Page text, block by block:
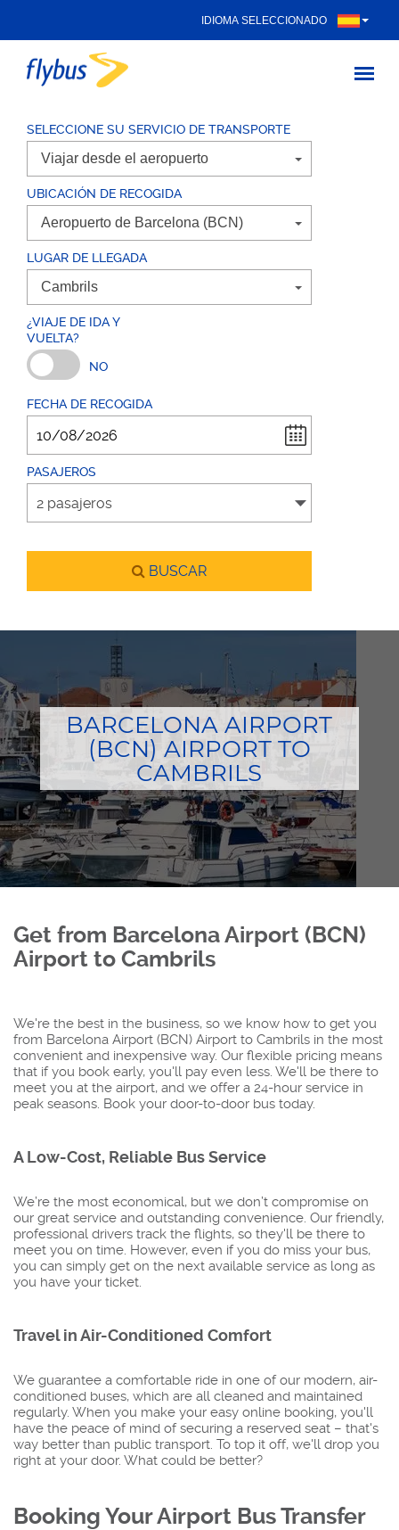
IDIOMA SELECCIONADO
SELECCIONE SU SERVICIO DE TRANSPORTE
UBICACIÓN DE RECOGIDA
LUGAR DE LLEGADA
¿VIAJE DE IDA Y
VUELTA?
NO
FECHA DE RECOGIDA
PASAJEROS
BUSCAR
BARCELONA AIRPORT
(BCN) AIRPORT TO
CAMBRILS
Get from Barcelona Airport (BCN)
Airport to Cambrils
We're the best in the business, so we know how to get you
from Barcelona Airport (BCN) Airport to Cambrils in the most
convenient and inexpensive way. Our flexible pricing means
that if you book early, you'll pay even less. We'll be there to
meet you at the airport, and we offer a 24-hour service in
peak seasons. Book your door-to-door bus today.
A Low-Cost, Reliable Bus Service
We’re the most economical, but we don’t compromise on
our great service and outstanding convenience. Our friendly,
professional drivers track the flights, so they'll be there to
meet you on time. However, even if you do miss your bus,
you can simply get on the next available service as long as
you have your ticket.
Travel in Air-Conditioned Comfort
We guarantee a comfortable ride in one of our modern, air-
conditioned buses, which are all cleaned and maintained
regularly. When you make your easy online booking, you'll
have the peace of mind of securing a reserved seat – that's
way better than public transport. To top it off, we'll drop you
right at your door. What could be better?
Booking Your Airport Bus Transfer